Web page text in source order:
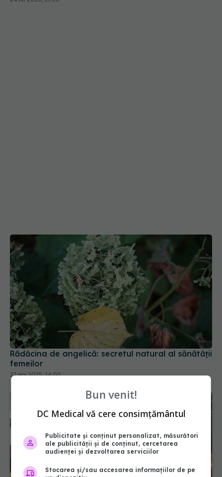
Rădăcina de angelică: secretul natural al sănătății
femeilor
27 noi 2025, 14:00
Bun venit!
DC Medical vă cere consimțământul
Publicitate și conținut personalizat, măsurători
ale publicității și de conținut, cercetarea
audienței și dezvoltarea serviciilor
Stocarea și/sau accesarea informațiilor de pe